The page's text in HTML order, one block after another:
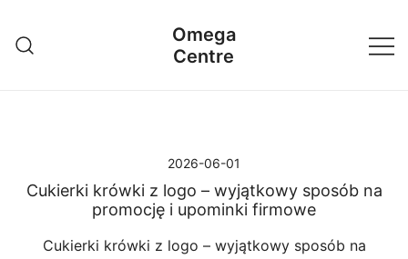
treści
Omega
Centre
2026-06-01
Cukierki krówki z logo – wyjątkowy sposób na
promocję i upominki firmowe
Cukierki krówki z logo – wyjątkowy sposób na